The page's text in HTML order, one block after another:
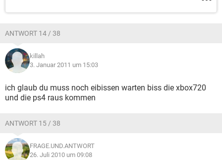
ANTWORT 14 / 38
killah
3. Januar 2011 um 15:03
ich glaub du muss noch eibissen warten biss die xbox720
und die ps4 raus kommen
ANTWORT 15 / 38
FRAGE.UND.ANTWORT
26. Juli 2010 um 09:08